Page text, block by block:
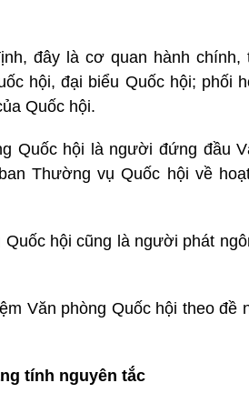
đây là cơ quan hành chính,
hội, đại biểu Quốc hội; phối
Quốc hội.
Quốc hội là người đứng đầu
Thường vụ Quốc hội về
hội cũng là người phát
Văn phòng Quốc hội theo đề
tính nguyên tắc